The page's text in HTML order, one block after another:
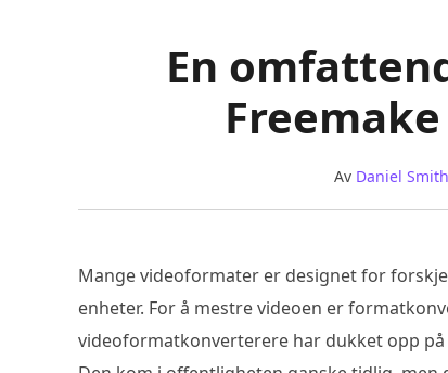
En
Av Daniel Smith
Mange videoformater er designet for
enheter. For å mestre videoen er
videoformatkonverterere har dukket opp på